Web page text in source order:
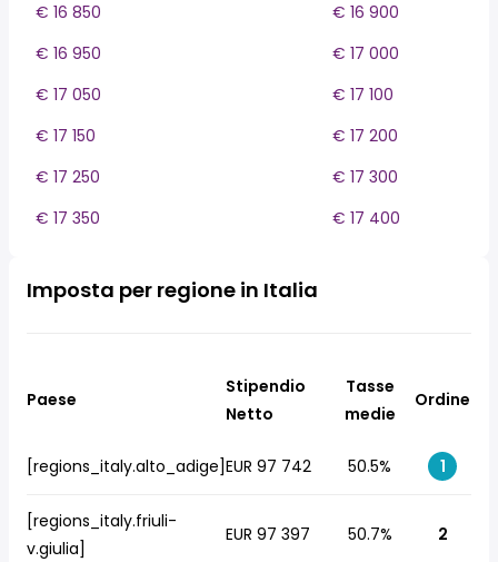
€ 16 850
€ 16 900
€ 16 950
€ 17 000
€ 17 050
€ 17 100
€ 17 150
€ 17 200
€ 17 250
€ 17 300
€ 17 350
€ 17 400
Imposta per regione in Italia
Paese
Stipendio
Netto
Tasse
medie
Ordine
[regions_italy.alto_adige]EUR 97 742 50.5% 1
[regions_italy.friuli-
v.giulia]
EUR 97 397 50.7% 2